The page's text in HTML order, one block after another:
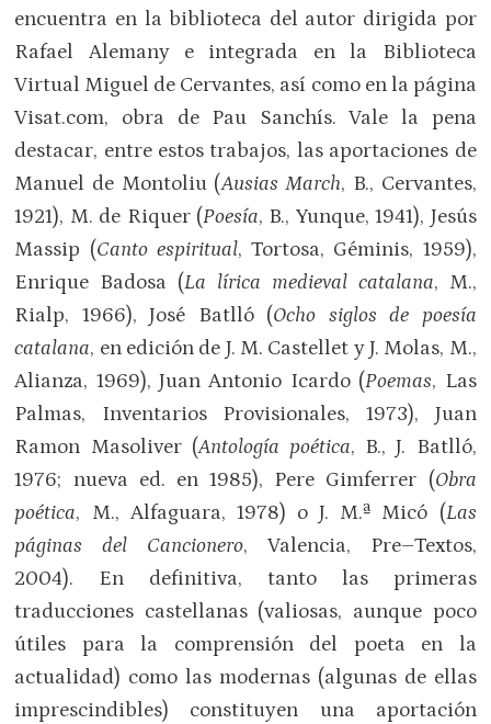
encuentra en la biblioteca del autor dirigida por
Rafael Alemany e integrada en la Biblioteca
Virtual Miguel de Cervantes, así como en la página
Visat.com, obra de Pau Sanchís. Vale la pena
destacar, entre estos trabajos, las aportaciones de
Manuel de Montoliu (Ausias March, B., Cervantes,
1921), M. de Riquer (Poesía, B., Yunque, 1941), Jesús
Massip (Canto espiritual, Tortosa, Géminis, 1959),
Enrique Badosa (La lírica medieval catalana, M.,
Rialp, 1966), José Batlló (Ocho siglos de poesía
catalana, en edición de J. M. Castellet y J. Molas, M.,
Alianza, 1969), Juan Antonio Icardo (Poemas, Las
Palmas, Inventarios Provisionales, 1973), Juan
Ramon Masoliver (Antología poética, B., J. Batlló,
1976; nueva ed. en 1985), Pere Gimferrer (Obra
poética, M., Alfaguara, 1978) o J. M.ª Micó (Las
páginas del Cancionero, Valencia, Pre–Textos,
2004). En definitiva, tanto las primeras
traducciones castellanas (valiosas, aunque poco
útiles para la comprensión del poeta en la
actualidad) como las modernas (algunas de ellas
imprescindibles) constituyen una aportación